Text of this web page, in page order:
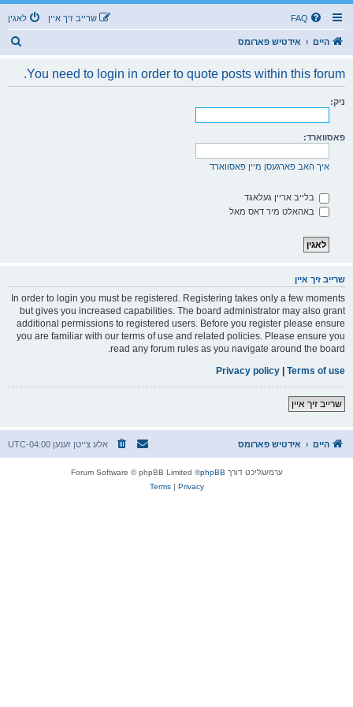
FAQ לאגין שרייב זיך איין
היים אידטיש פארומס
You need to login in order to quote posts within this forum.
ניק:
פאסווארד:
איך האב פארגעסן מיין פאסווארד
בלייב אריין געלאגד
באהאלט מיר דאס מאל
שרייב זיך איין
In order to login you must be registered. Registering takes only a few moments
but gives you increased capabilities. The board administrator may also grant
additional permissions to registered users. Before you register please ensure
you are familiar with our terms of use and related policies. Please ensure you
read any forum rules as you navigate around the board.
Terms of use
|
Privacy policy
שרייב זיך איין
היים אידטיש פארומס אלע צייטן זענען UTC-04:00
ערמעגליכט דורך phpBB
® Forum Software © phpBB Limited
Privacy
|
Terms